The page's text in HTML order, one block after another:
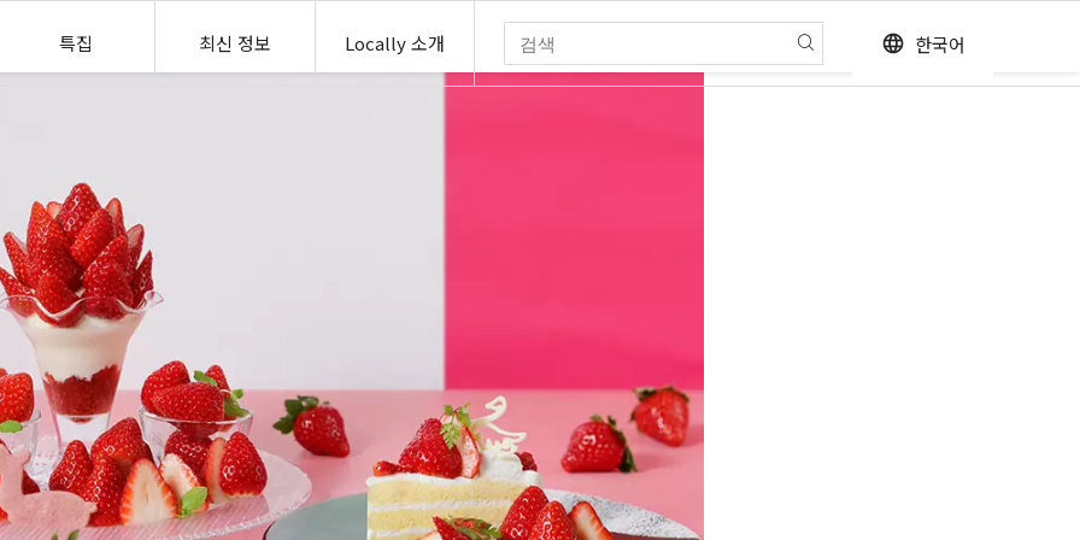
특집 최신 정보 Locally 소개 language 한국어